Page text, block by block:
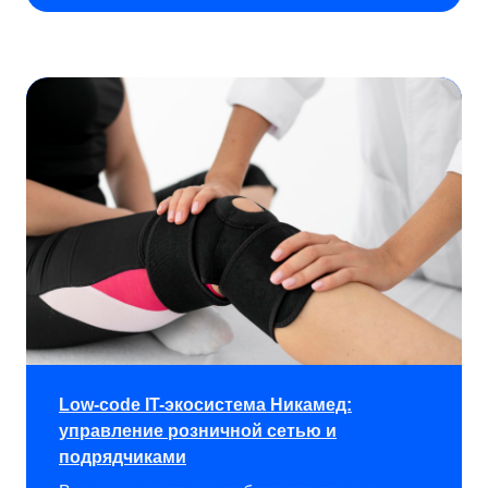
Low-code IT-экосистема Никамед:
управление розничной сетью и
подрядчиками